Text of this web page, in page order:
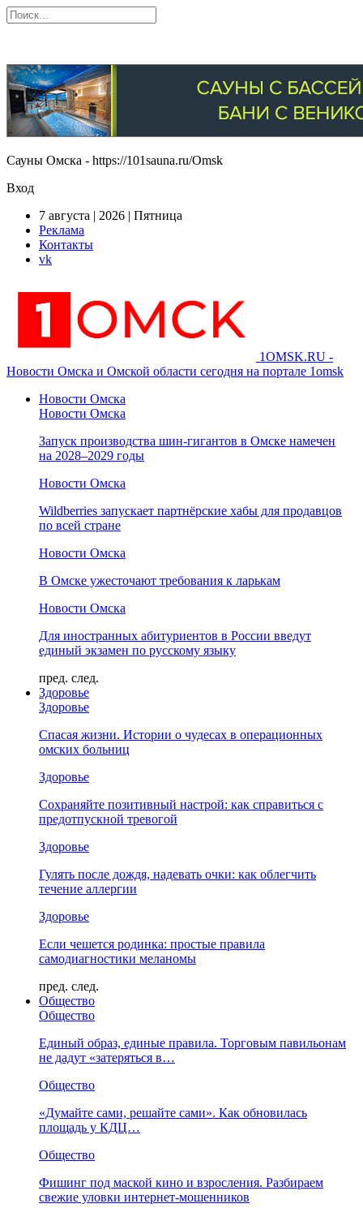
Сауны Омска - https://101sauna.ru/Omsk
Вход
7 августа | 2026 | Пятница
Реклама
Контакты
vk
1OMSK.RU -
Новости Омска и Омской области сегодня на портале 1omsk
Новости Омска
Новости Омска
Запуск производства шин-гигантов в Омске намечен
на 2028–2029 годы
Новости Омска
Wildberries запускает партнёрские хабы для продавцов
по всей стране
Новости Омска
В Омске ужесточают требования к ларькам
Новости Омска
Для иностранных абитуриентов в России введут
единый экзамен по русскому языку
пред. след.
Здоровье
Здоровье
Спасая жизни. Истории о чудесах в операционных
омских больниц
Здоровье
Сохраняйте позитивный настрой: как справиться с
предотпускной тревогой
Здоровье
Гулять после дождя, надевать очки: как облегчить
течение аллергии
Здоровье
Если чешется родинка: простые правила
самодиагностики меланомы
пред. след.
Общество
Общество
Единый образ, единые правила. Торговым павильонам
не дадут «затеряться в…
Общество
«Думайте сами, решайте сами». Как обновилась
площадь у КДЦ…
Общество
Фишинг под маской кино и взросления. Разбираем
свежие уловки интернет-мошенников